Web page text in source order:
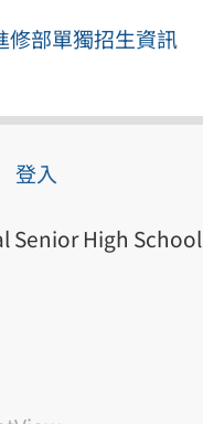
修部單獨招生資訊
登入
High School